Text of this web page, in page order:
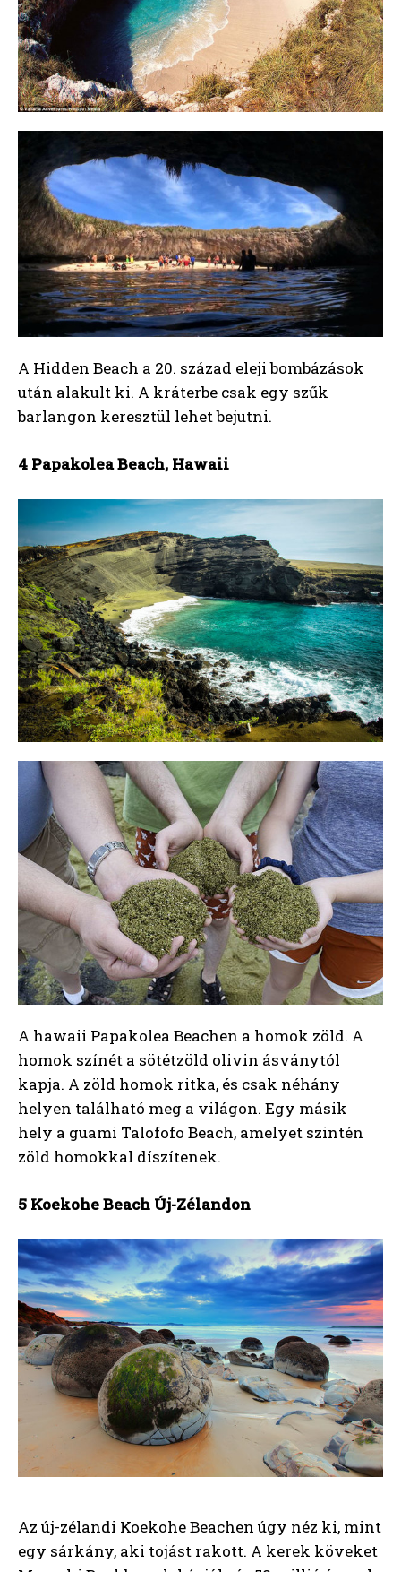
A Hidden Beach a 20. század eleji bombázások
után alakult ki. A kráterbe csak egy szűk
barlangon keresztül lehet bejutni.
4 Papakolea Beach, Hawaii
A hawaii Papakolea Beachen a homok zöld. A
homok színét a sötétzöld olivin ásványtól
kapja. A zöld homok ritka, és csak néhány
helyen található meg a világon. Egy másik
hely a guami Talofofo Beach, amelyet szintén
zöld homokkal díszítenek.
5 Koekohe Beach Új-Zélandon
Az új-zélandi Koekohe Beachen úgy néz ki, mint
egy sárkány, aki tojást rakott. A kerek köveket